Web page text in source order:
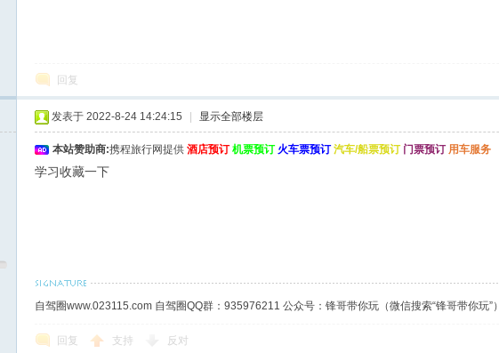
回复
发表于 2022-8-24 14:24:15 显示全部楼层
本站赞助商:携程旅行网提供 酒店预订 机票预订 火车票预订 汽车/船票预订 门票预订 用车服务
学习收藏一下
自驾圈www.023115.com 自驾圈QQ群：935976211 公众号：锋哥带你玩（微信搜索“锋哥带你玩”
回复 支持 反对